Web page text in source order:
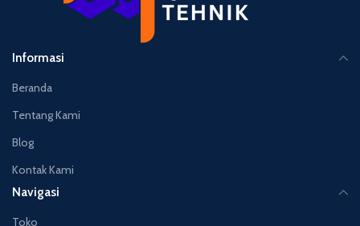
Informasi
Beranda
Tentang Kami
Blog
Kontak Kami
Navigasi
Toko